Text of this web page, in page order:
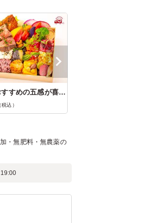
シェフおすすめの五感が喜ぶ宝箱弁当
税込）
・無肥料・無農薬の